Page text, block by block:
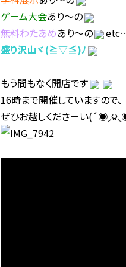
ゲーム大会あり～の
無料わたあめあり～の
盛り沢山ヾ(≧▽≦)ﾉ
もう間もなく開店です
16時まで開催していますので、
ぜひお越しくださーい